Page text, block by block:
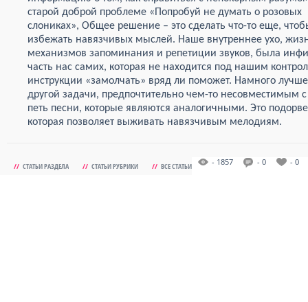
старой доброй проблеме «Попробуй не думать о розовых
слониках», Общее решение – это сделать что-то еще,
избежать навязчивых мыслей. Наше внутреннее ухо,
механизмов запоминания и репетиции звуков, была
часть нас самих, которая не находится под нашим
инструкции «замолчать» вряд ли поможет. Намного
другой задачи, предпочтительно чем-то
петь песни, которые являются аналогичными. Это
которая позволяет выживать навязчивым мелодиям.
// СТАТЬИ РАЗДЕЛА // СТАТЬИ РУБРИКИ // ВСЕ СТАТЬИ - 1857 - 0 - 0